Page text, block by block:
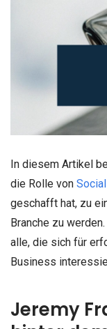
In diesem Artikel
die Rolle von
geschafft hat, zu
Branche zu
alle, die sich für
Business
Jeremy